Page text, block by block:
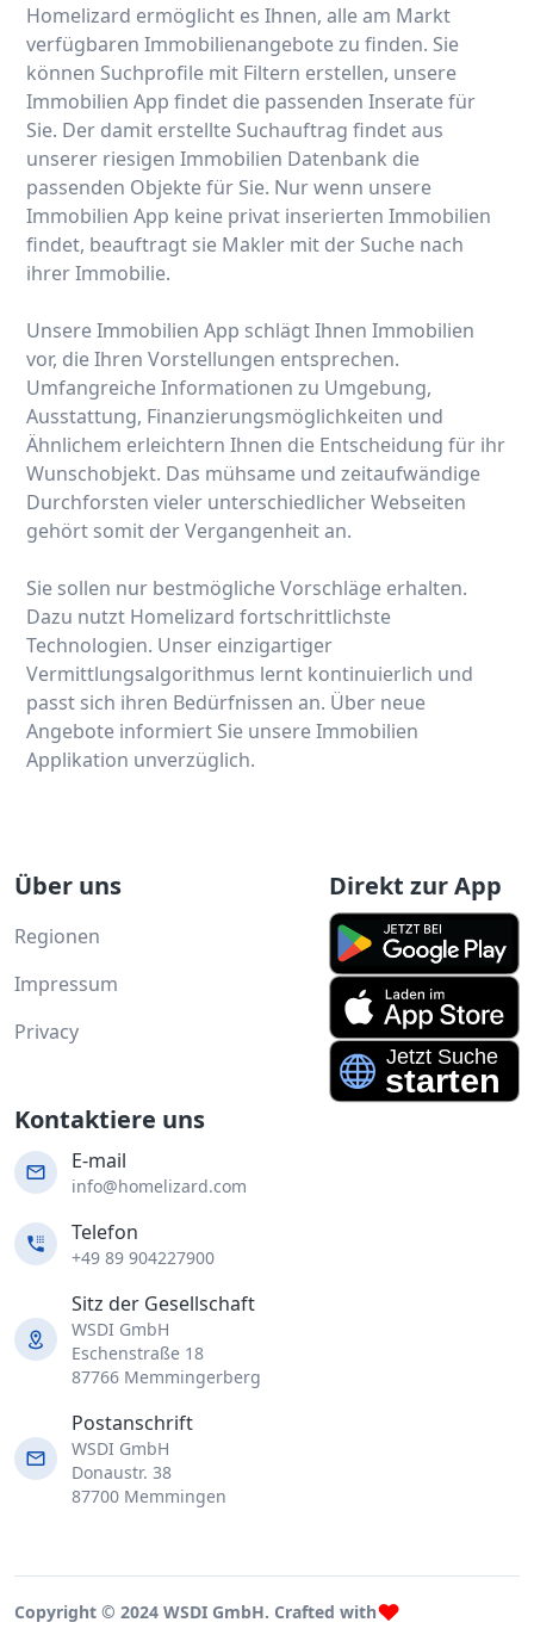
Homelizard ermöglicht es Ihnen, alle am Markt
verfügbaren Immobilienangebote zu finden. Sie
können Suchprofile mit Filtern erstellen, unsere
Immobilien App findet die passenden Inserate für
Sie. Der damit erstellte Suchauftrag findet aus
unserer riesigen Immobilien Datenbank die
passenden Objekte für Sie. Nur wenn unsere
Immobilien App keine privat inserierten Immobilien
findet, beauftragt sie Makler mit der Suche nach
ihrer Immobilie.
Unsere Immobilien App schlägt Ihnen Immobilien
vor, die Ihren Vorstellungen entsprechen.
Umfangreiche Informationen zu Umgebung,
Ausstattung, Finanzierungsmöglichkeiten und
Ähnlichem erleichtern Ihnen die Entscheidung für ihr
Wunschobjekt. Das mühsame und zeitaufwändige
Durchforsten vieler unterschiedlicher Webseiten
gehört somit der Vergangenheit an.
Sie sollen nur bestmögliche Vorschläge erhalten.
Dazu nutzt Homelizard fortschrittlichste
Technologien. Unser einzigartiger
Vermittlungsalgorithmus lernt kontinuierlich und
passt sich ihren Bedürfnissen an. Über neue
Angebote informiert Sie unsere Immobilien
Applikation unverzüglich.
Über uns
Regionen
Impressum
Privacy
Direkt zur App
Kontaktiere uns
E-mail
info@homelizard.com
Telefon
+49 89 904227900
Sitz der Gesellschaft
WSDI GmbH
Eschenstraße 18
87766 Memmingerberg
Postanschrift
WSDI GmbH
Donaustr. 38
87700 Memmingen
Copyright © 2024 WSDI GmbH. Crafted with